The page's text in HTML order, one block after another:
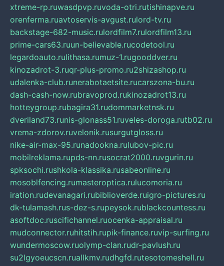
xtreme-rp.ruwasdpvp.ruvoda-otri.rutishinapve.ru
orenferma.ruavtoservis-avgust.rulord-tv.ru
backstage-682-music.rulordfilm7.rulordfilm13.ru
prime-cars63.ruun-believable.rucodetool.ru
legardoauto.rulithasa.rumuz-1.rugooddver.ru
kinozadrot-3.ruqr-plus-promo.ru2shizashop.ru
udalenka-club.runerabotaetsite.rucarszona-bu.ru
dash-cash-now.rubravoprod.rukinozadrot13.ru
hotteygroup.rubagira31.rudommarketnsk.ru
dveriland73.runis-glonass51.ruveles-doroga.rutb02.ru
vrema-zdorov.ruvelonik.rusurgutgloss.ru
nike-air-max-95.runadookna.rulubov-pic.ru
mobilreklama.rupds-nn.rusocrat2000.ruvgurin.ru
spksochi.rushkola-klassika.rusabeonline.ru
mosoblfencing.rumasteroptica.rulucomoria.ru
iration.rudevanagari.rubiblioverde.ruigro-pictures.ru
dk-tulamash.rus-dez-s.rupeysok.rublackcountess.ru
asoftdoc.ruscifichannel.ruocenka-appraisal.ru
mudconnector.ruhitstih.rupik-finance.ruvip-surfing.ru
wundermoscow.ruolymp-clan.rudr-pavlush.ru
su2lgyoeucscn.ruallkmv.rudhgfd.rutesotomeshell.ru